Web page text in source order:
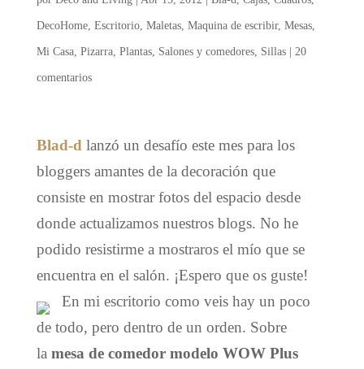
DecoHome, Escritorio, Maletas, Maquina de escribir, Mesas,
Mi Casa, Pizarra, Plantas, Salones y comedores, Sillas| 20
comentarios
Blad-d lanzó un desafío este mes para los
bloggers amantes de la decoración que
consiste en mostrar fotos del espacio desde
donde actualizamos nuestros blogs. No he
podido resistirme a mostraros el mío que se
encuentra en el salón. ¡Espero que os guste!
En mi escritorio como veis hay un poco
de todo, pero dentro de un orden. Sobre
la mesa de comedor modelo WOW Plus